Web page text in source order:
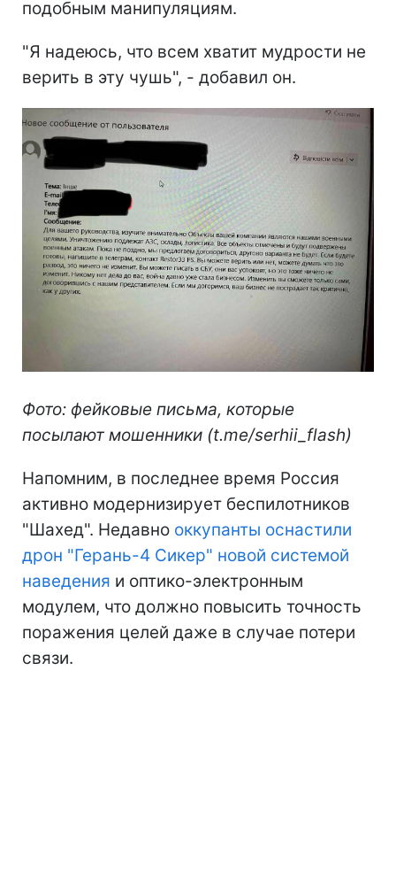
подобным манипуляциям.
"Я надеюсь, что всем хватит мудрости не
верить в эту чушь", - добавил он.
Фото: фейковые письма, которые
посылают мошенники (t.me/serhii_flash)
Напомним, в последнее время Россия
активно модернизирует беспилотников
"Шахед". Недавно оккупанты оснастили
дрон "Герань-4 Сикер" новой системой
наведения и оптико-электронным
модулем, что должно повысить точность
поражения целей даже в случае потери
связи.